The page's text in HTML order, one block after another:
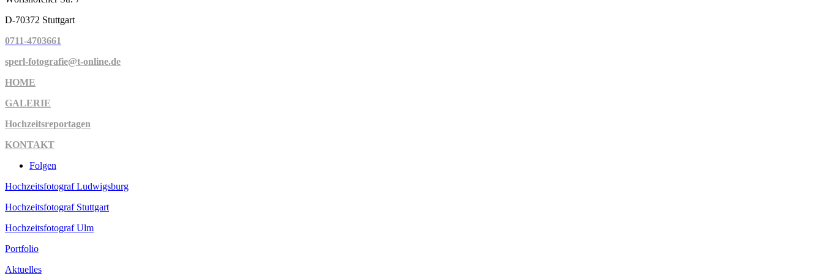
D-70372 Stuttgart
0711-4703661
sperl-fotografie@t-online.de
HOME
GALERIE
Hochzeitsreportagen
KONTAKT
Folgen
Hochzeitsfotograf Ludwigsburg
Hochzeitsfotograf Stuttgart
Hochzeitsfotograf Ulm
Portfolio
Aktuelles